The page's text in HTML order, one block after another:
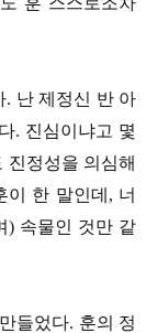
. 난 제정신 반 아
. 진심이냐고 몇
진정성을 의심해
이 한 말인데, 너
) 속물인 것만 같
들었다. 훈의 정